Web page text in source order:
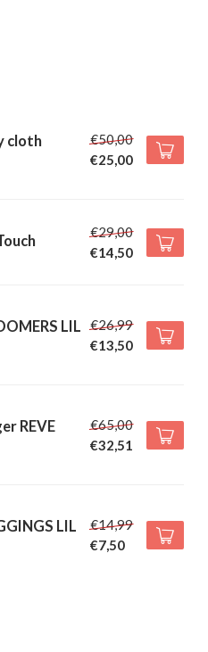
cloth
€50,00
€25,00
€29,00
€14,50
LIL
€26,99
€13,50
REVE
€65,00
€32,51
LIL
€14,99
€7,50